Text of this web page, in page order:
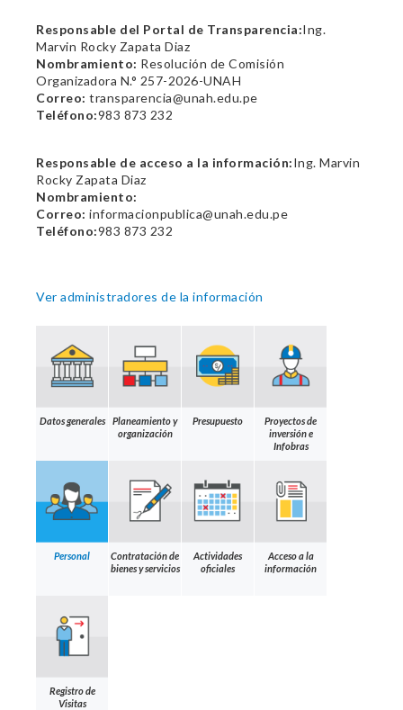
Responsable del Portal de Transparencia:Ing.
Marvin Rocky Zapata Diaz
Nombramiento: Resolución de Comisión
Organizadora N.° 257-2026-UNAH
Correo: transparencia@unah.edu.pe
Teléfono:983 873 232
Responsable de acceso a la información:Ing. Marvin
Rocky Zapata Diaz
Nombramiento:
Correo: informacionpublica@unah.edu.pe
Teléfono:983 873 232
Ver administradores de la información
Datos generales
Planeamiento y
organización
Presupuesto
Proyectos de
inversión e
Infobras
Personal
Contratación de
bienes y servicios
Actividades
oficiales
Acceso a la
información
Registro de
Visitas